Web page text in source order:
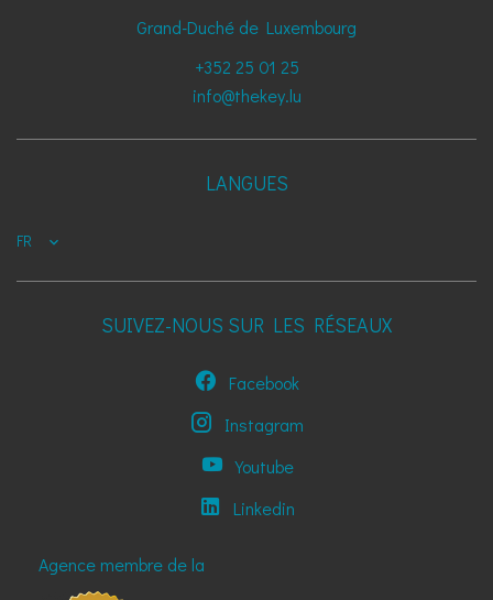
Grand-Duché de Luxembourg
+352 25 01 25
info@thekey.lu
LANGUES
FR
SUIVEZ-NOUS SUR LES RÉSEAUX
Facebook
Instagram
Youtube
Linkedin
Agence membre de la